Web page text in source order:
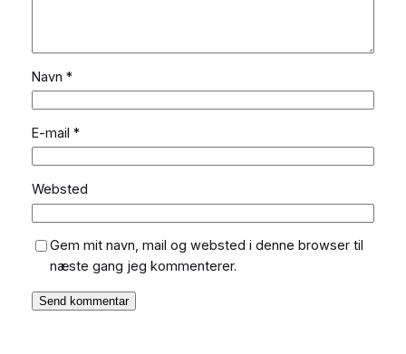
Navn *
E-mail *
Websted
Gem mit navn, mail og websted i denne browser til
næste gang jeg kommenterer.